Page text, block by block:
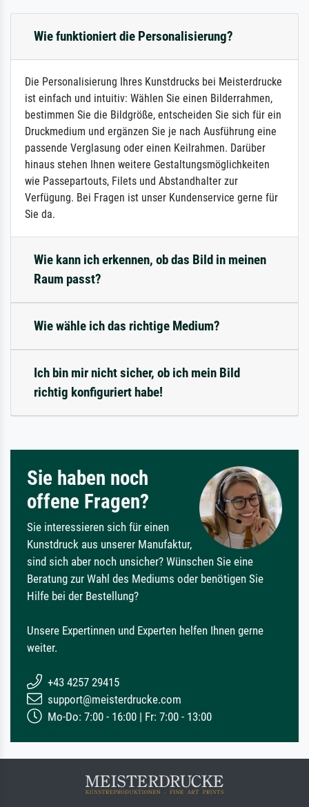
Wie funktioniert die Personalisierung?
Die Personalisierung Ihres Kunstdrucks bei Meisterdrucke
ist einfach und intuitiv: Wählen Sie einen Bilderrahmen,
bestimmen Sie die Bildgröße, entscheiden Sie sich für ein
Druckmedium und ergänzen Sie je nach Ausführung eine
passende Verglasung oder einen Keilrahmen. Darüber
hinaus stehen Ihnen weitere Gestaltungsmöglichkeiten
wie Passepartouts, Filets und Abstandhalter zur
Verfügung. Bei Fragen ist unser Kundenservice gerne für
Sie da.
Wie kann ich erkennen, ob das Bild in meinen
Raum passt?
Wie wähle ich das richtige Medium?
Ich bin mir nicht sicher, ob ich mein Bild
richtig konfiguriert habe!
Sie haben noch
offene Fragen?
Sie interessieren sich für einen
Kunstdruck aus unserer Manufaktur,
sind sich aber noch unsicher? Wünschen Sie eine
Beratung zur Wahl des Mediums oder benötigen Sie
Hilfe bei der Bestellung?
Unsere Expertinnen und Experten helfen Ihnen gerne
weiter.
+43 4257 29415
support@meisterdrucke.com
Mo-Do: 7:00 - 16:00 | Fr: 7:00 - 13:00